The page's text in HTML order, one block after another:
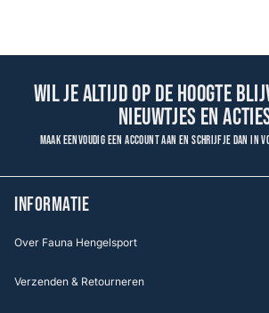
Wil je altijd op de hoogte
nieuwtjes en
Maak eenvoudig een account aan en schrijf je dan in
INFORMATIE
Over Fauna Hengelsport
Verzenden & Retourneren